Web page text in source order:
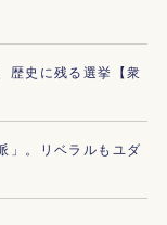
歴史に残る選挙【衆
」。リベラルもユダ